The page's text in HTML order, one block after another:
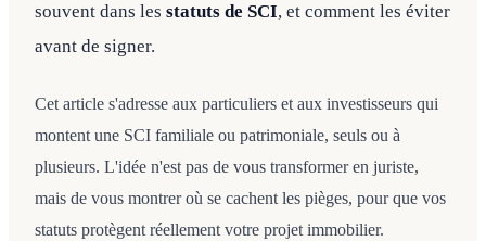
souvent dans les statuts de SCI, et comment les éviter
avant de signer.
Cet article s'adresse aux particuliers et aux investisseurs qui
montent une SCI familiale ou patrimoniale, seuls ou à
plusieurs. L'idée n'est pas de vous transformer en juriste,
mais de vous montrer où se cachent les pièges, pour que vos
statuts protègent réellement votre projet immobilier.